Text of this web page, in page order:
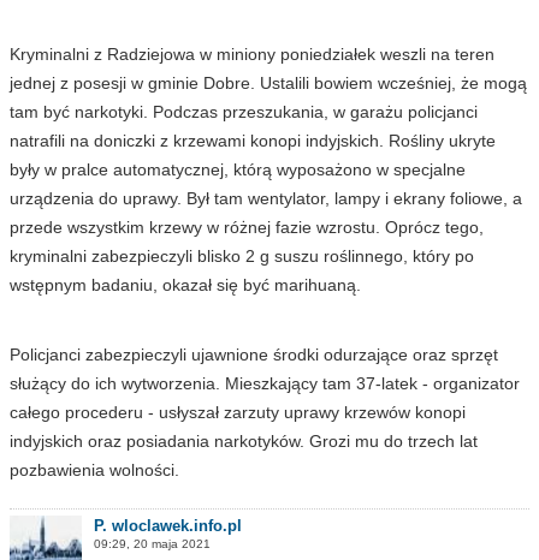
Kryminalni z Radziejowa w miniony poniedziałek weszli na teren
jednej z posesji w gminie Dobre. Ustalili bowiem wcześniej, że mogą
tam być narkotyki. Podczas przeszukania, w garażu policjanci
natrafili na doniczki z krzewami konopi indyjskich. Rośliny ukryte
były w pralce automatycznej, którą wyposażono w specjalne
urządzenia do uprawy. Był tam wentylator, lampy i ekrany foliowe, a
przede wszystkim krzewy w różnej fazie wzrostu. Oprócz tego,
kryminalni zabezpieczyli blisko 2 g suszu roślinnego, który po
wstępnym badaniu, okazał się być marihuaną.
Policjanci zabezpieczyli ujawnione środki odurzające oraz sprzęt
służący do ich wytworzenia. Mieszkający tam 37-latek - organizator
całego procederu - usłyszał zarzuty uprawy krzewów konopi
indyjskich oraz posiadania narkotyków. Grozi mu do trzech lat
pozbawienia wolności.
P. wloclawek.info.pl
09:29, 20 maja 2021